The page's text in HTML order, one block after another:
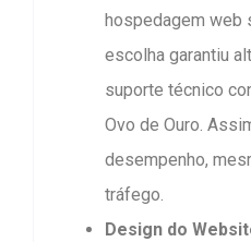
hospedagem web
escolha garantiu
suporte técnico
Ovo de Ouro.
desempenho,
tráfego.
Design do